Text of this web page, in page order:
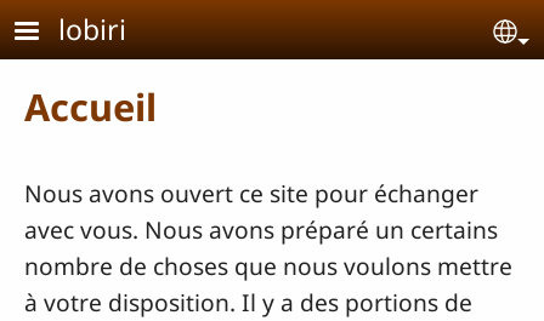
Aller au contenu principal
lobiri
Accueil
Nous avons ouvert ce site pour échanger
avec vous. Nous avons préparé un certains
nombre de choses que nous voulons mettre
à votre disposition. Il y a des portions de